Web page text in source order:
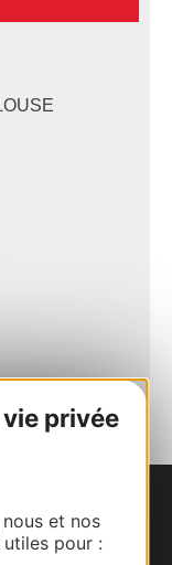
privée
et nos
pour :